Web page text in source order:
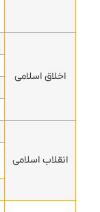
اخلاق اسلامی
انقلاب اسلامی